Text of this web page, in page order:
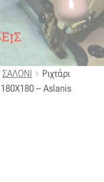
ΣΑΛΟΝΙ
Ριχτάρι
– Aslanis